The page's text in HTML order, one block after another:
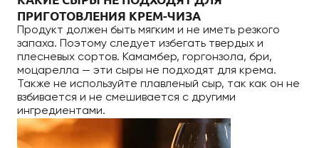
ПРИГОТОВЛЕНИЯ КРЕМ-ЧИЗА
Продукт должен быть мягким и не иметь резкого
запаха. Поэтому следует избегать твердых и
плесневых сортов. Камамбер, горгонзола, бри,
моцарелла — эти сыры не подходят для крема.
Также не используйте плавленый сыр, так как он не
взбивается и не смешивается с другими
ингредиентами.